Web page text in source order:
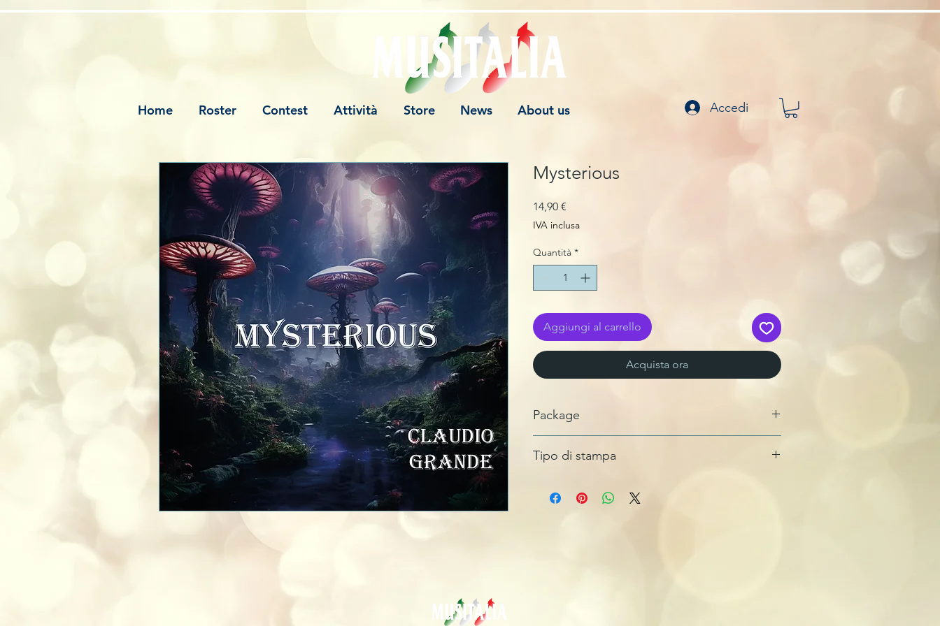
Home Roster Contest Attività Store News About us Accedi
Mysterious
14,90 €
IVA inclusa
Quantità *
Aggiungi al carrello
Acquista ora
Package
Tipo di stampa